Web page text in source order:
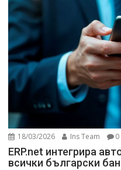
18/03/2026 Ins Team 0
ERP.net интегрира
всички български